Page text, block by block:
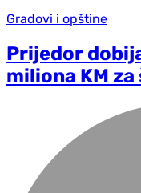
Gradovi i opštine
Prijedor
miliona KM